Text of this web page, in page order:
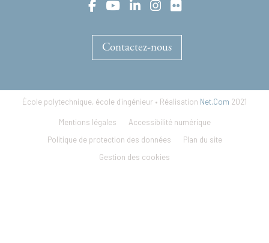
Contactez-nous
École polytechnique, école d'ingénieur • Réalisation Net.Com 2021
Footer
menu
Mentions légales
Accessibilité numérique
Politique de protection des données
Plan du site
Gestion des cookies